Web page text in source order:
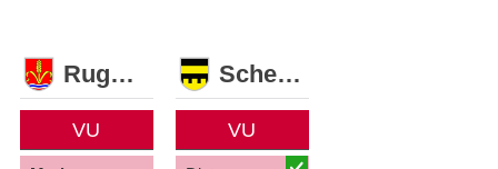
Ruggell
VU
Schellenberg
VU